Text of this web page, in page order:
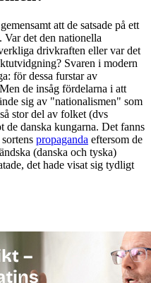
att de satsade på ett
Var det den nationella
drivkraften eller var det
Svaren i modern
för dessa furstar av
de insåg fördelarna i att
sig av "nationalismen" som
stor del av folket (dvs
de danska kungarna. Det fanns
propaganda eftersom de
(danska och tyska)
det hade visat sig tydligt